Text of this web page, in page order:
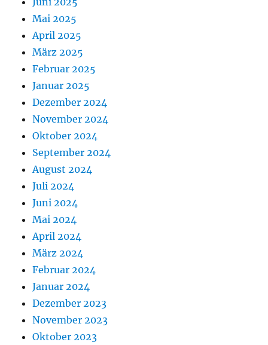
Mai 2025
April 2025
März 2025
Februar 2025
Januar 2025
Dezember 2024
November 2024
Oktober 2024
September 2024
August 2024
Juli 2024
Juni 2024
Mai 2024
April 2024
März 2024
Februar 2024
Januar 2024
Dezember 2023
November 2023
Oktober 2023